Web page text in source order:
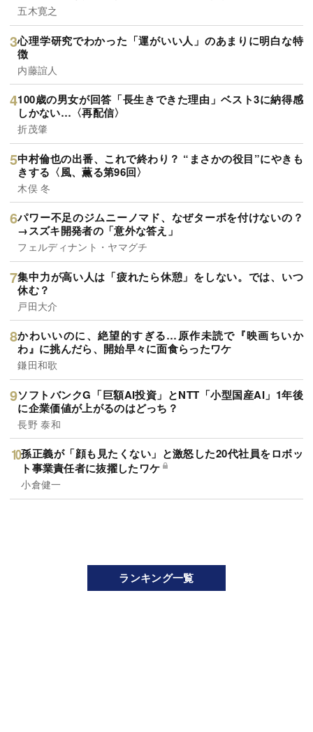
五木寛之
心理学研究でわかった「運がいい人」のあまりに明白な特
徴
内藤誼人
100歳の男女が回答「長生きできた理由」ベスト3に納得感
しかない…〈再配信〉
折茂肇
中村倫也の出番、これで終わり？ “まさかの役目”にやきも
きする〈風、薫る第96回〉
木俣 冬
パワー不足のジムニーノマド、なぜターボを付けないの？
→スズキ開発者の「意外な答え」
フェルディナント・ヤマグチ
集中力が高い人は「疲れたら休憩」をしない。では、いつ
休む？
戸田大介
かわいいのに、絶望的すぎる…原作未読で『映画ちいか
わ』に挑んだら、開始早々に面食らったワケ
鎌田和歌
ソフトバンクG「巨額AI投資」とNTT「小型国産AI」1年後
に企業価値が上がるのはどっち？
長野 泰和
孫正義が「顔も見たくない」と激怒した20代社員をロボッ
ト事業責任者に抜擢したワケ
小倉健一
ランキング一覧